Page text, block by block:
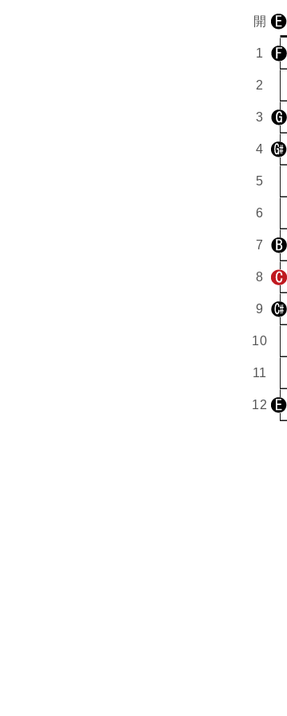
開
1
2
3
4
5
6
7
8
9
10
11
12